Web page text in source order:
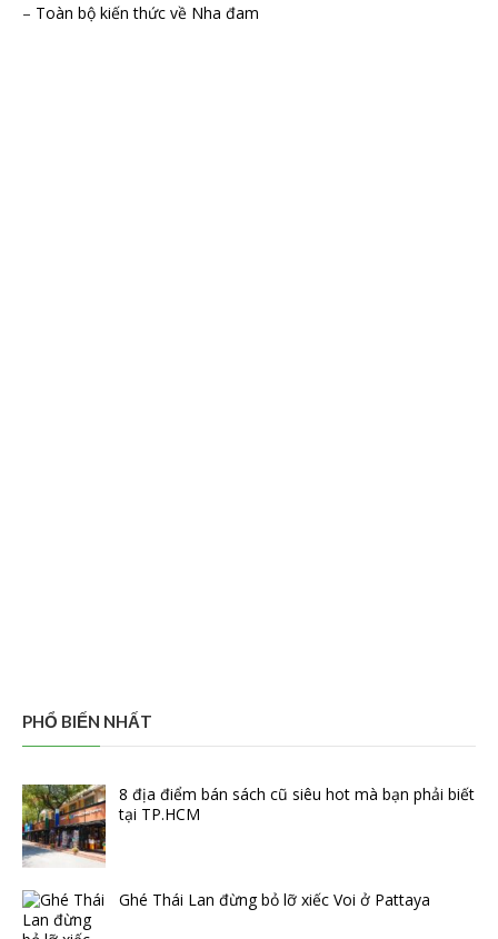
– Toàn bộ kiến thức về Nha đam
PHỔ BIẾN NHẤT
8 địa điểm bán sách cũ siêu hot mà bạn phải biết
tại TP.HCM
Ghé Thái Lan đừng bỏ lỡ xiếc Voi ở Pattaya